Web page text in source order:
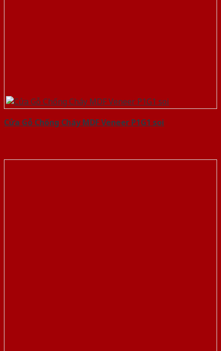
Cửa Gỗ Chống Cháy MDF Veneer P1G1 soi